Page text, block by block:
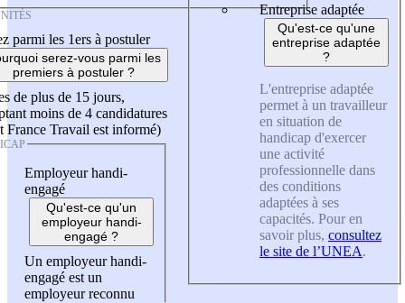
parmi les 1ers à postuler
serez-vous parmi les
premiers à postuler ?
de plus de 15 jours,
moins de 4 candidatures
France Travail est informé)
Employeur handi-
engagé
Qu'est-ce qu'un
employeur handi-
engagé ?
Un employeur handi-
engagé est un
employeur reconnu
Entreprise adaptée
Qu'est-ce qu'une
entreprise adaptée
?
L'entreprise adaptée
permet à un travailleur
en situation de
handicap d'exercer
une activité
professionnelle dans
des conditions
adaptées à ses
capacités. Pour en
savoir plus, consultez
le site de l’UNEA.